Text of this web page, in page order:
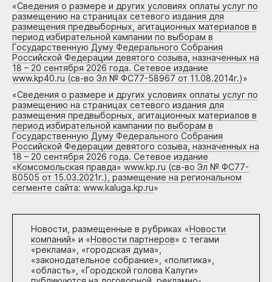
«Сведения о размере и других условиях оплаты услуг по
размещению на страницах сетевого издания для
размещения предвыборных, агитационных материалов в
период избирательной кампании по выборам в
Государственную Думу Федерального Собрания
Российской Федерации девятого созыва, назначенных на
18 – 20 сентября 2026 года. Сетевое издание
www.kp40.ru (св-во Эл № ФС77-58967 от 11.08.2014г.)»
«Сведения о размере и других условиях оплаты услуг по
размещению на страницах сетевого издания для
размещения предвыборных, агитационных материалов в
период избирательной кампании по выборам в
Государственную Думу Федерального Собрания
Российской Федерации девятого созыва, назначенных на
18 – 20 сентября 2026 года. Сетевое издание
«Комсомольская правда» www.kp.ru (св-во Эл № ФС77-
80505 от 15.03.2021г.), размещение на региональном
сегменте сайта: www.kaluga.kp.ru»
Новости, размещенные в рубриках «Новости
компаний» и «Новости партнеров» с тегами
«реклама», «городская дума»,
«законодательное собрание», «политика»,
«область», «Городской голова Калуги»